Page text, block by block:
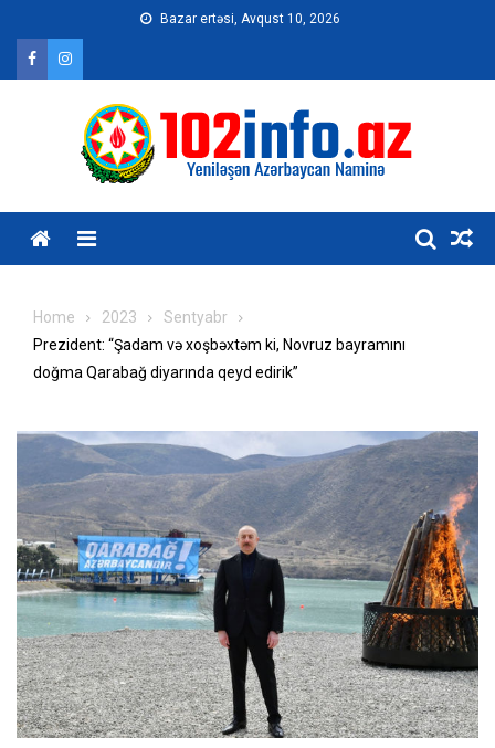
content
Bazar ertəsi, Avqust 10, 2026
Home 2023
Sentyabr
Prezident: “Şadam və xoşbəxtəm ki, Novruz bayramını
doğma Qarabağ diyarında qeyd edirik”